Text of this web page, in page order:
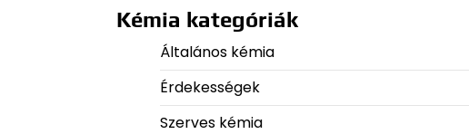
Kémia kategóriák
Általános kémia
Érdekességek
Szerves kémia